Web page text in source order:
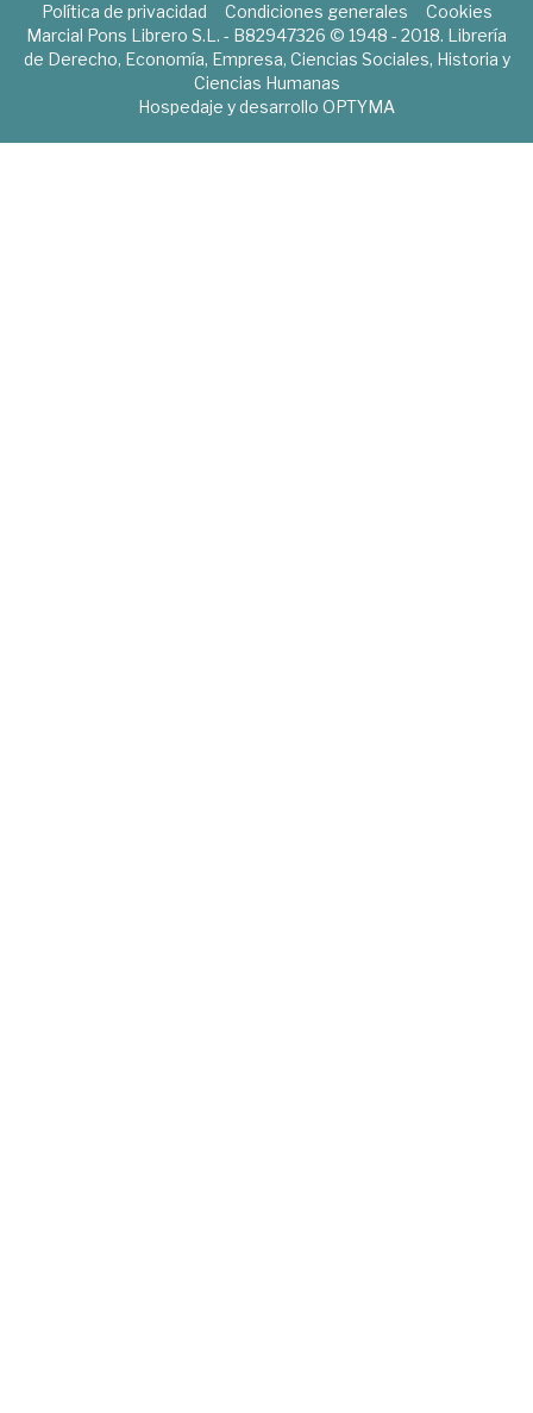
Política de privacidad Condiciones generales
Cookies
Marcial Pons Librero S.L. - B82947326 © 1948 - 2018. Librería
de Derecho, Economía, Empresa, Ciencias Sociales, Historia y
Ciencias Humanas
Hospedaje y desarrollo OPTYMA